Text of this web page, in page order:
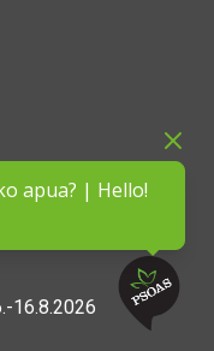
apua? | Hello!
16.8.2026